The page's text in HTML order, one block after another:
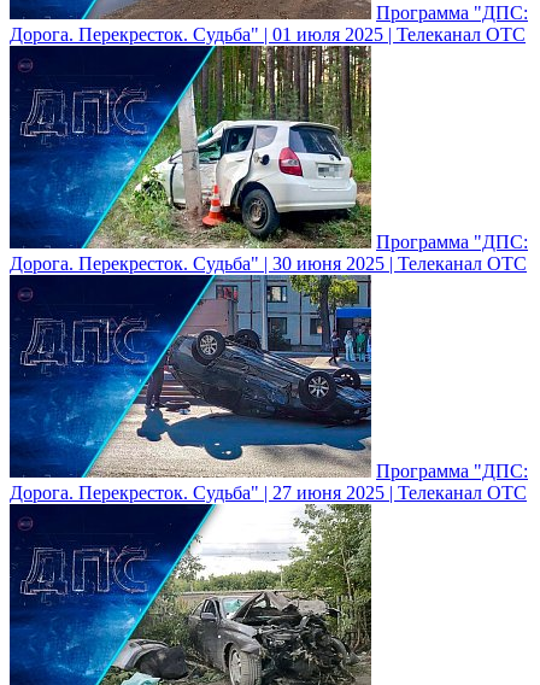
Программа "ДПС:
Дорога. Перекресток. Судьба" | 01 июля 2025 | Телеканал ОТС
Программа "ДПС:
Дорога. Перекресток. Судьба" | 30 июня 2025 | Телеканал ОТС
Программа "ДПС:
Дорога. Перекресток. Судьба" | 27 июня 2025 | Телеканал ОТС